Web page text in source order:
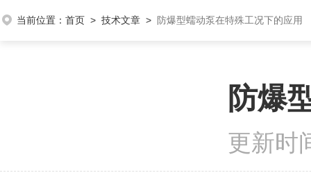
当前位置： 首页 > 技术文章 > 防爆型蠕动泵在特殊工况下的应用
防爆
更新时